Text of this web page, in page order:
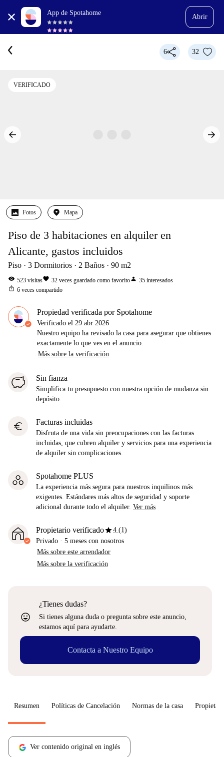
App de Spotahome
Abrir
6 32
VERIFICADO
Fotos Mapa
Piso de 3 habitaciones en alquiler en
Alicante, gastos incluidos
Piso 3 Dormitorios 2 Baños 90 m2
visibility 523 visitasfavorite 32 veces guardado como favoritoperson 35 interesados
ios_share 6 veces compartido
Propiedad verificada por Spotahome
Verificado el 29 abr 2026
Nuestro equipo ha revisado la casa para asegurar que obtienes
exactamente lo que ves en el anuncio.
Más sobre la verificación
Sin fianza
Simplifica tu presupuesto con nuestra opción de mudanza sin
depósito.
euro Facturas incluidas
Disfruta de una vida sin preocupaciones con las facturas
incluidas, que cubren alquiler y servicios para una experiencia
de alquiler sin complicaciones.
Spotahome PLUS
La experiencia más segura para nuestros inquilinos más
exigentes. Estándares más altos de seguridad y soporte
adicional durante todo el alquiler. Ver más
Propietario verificadostar4 (1)
Privado · 5 meses con nosotros
Más sobre este arrendador
Más sobre la verificación
sentiment_very_satisfied
¿Tienes dudas?
Si tienes alguna duda o pregunta sobre este anuncio,
estamos aquí para ayudarte.
Contacta a Nuestro Equipo
Resumen Políticas de Cancelación Normas de la casa
Ver contenido original en inglés